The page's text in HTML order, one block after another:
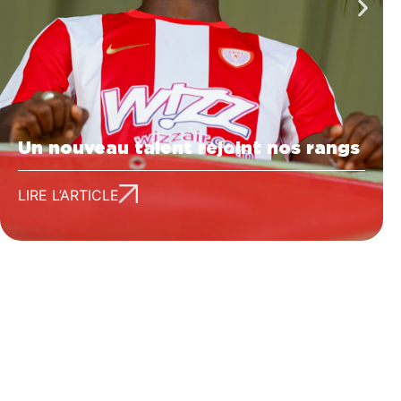
Un nouveau talent rejoint nos rangs
LIRE L’ARTICLE